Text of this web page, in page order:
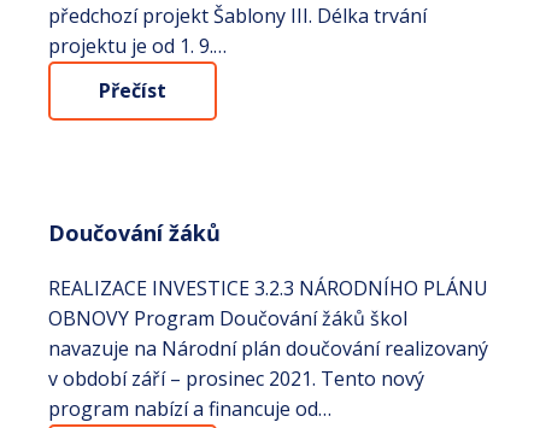
předchozí projekt Šablony III. Délka trvání
projektu je od 1. 9.…
Přečíst
Doučování žáků
REALIZACE INVESTICE 3.2.3 NÁRODNÍHO PLÁNU
OBNOVY Program Doučování žáků škol
navazuje na Národní plán doučování realizovaný
v období září – prosinec 2021. Tento nový
program nabízí a financuje od…